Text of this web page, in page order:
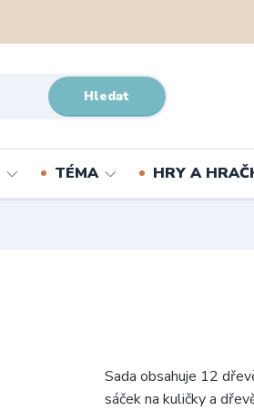
Hledat
TÉMA HRY A
Sada obsahuje 12
sáček na kuličky a